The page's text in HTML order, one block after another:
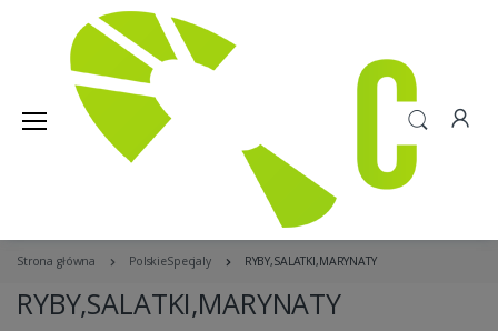
Strona główna PolskieSpecjaly RYBY,SALATKI,MARYNATY
RYBY,SALATKI,MARYNATY